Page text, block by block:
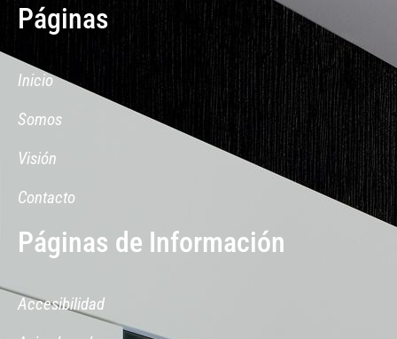
Páginas
Inicio
Somos
Visión
Contacto
Páginas de Información
Accesibilidad